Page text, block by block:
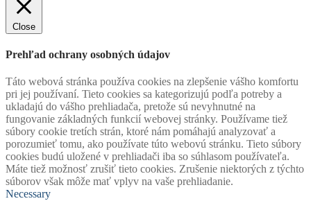
Close
Prehľad ochrany osobných údajov
Táto webová stránka používa cookies na zlepšenie vášho komfortu
pri jej používaní. Tieto cookies sa kategorizujú podľa potreby a
ukladajú do vášho prehliadača, pretože sú nevyhnutné na
fungovanie základných funkcií webovej stránky. Používame tiež
súbory cookie tretích strán, ktoré nám pomáhajú analyzovať a
porozumieť tomu, ako používate túto webovú stránku. Tieto súbory
cookies budú uložené v prehliadači iba so súhlasom používateľa.
Máte tiež možnosť zrušiť tieto cookies. Zrušenie niektorých z týchto
súborov však môže mať vplyv na vaše prehliadanie.
Necessary